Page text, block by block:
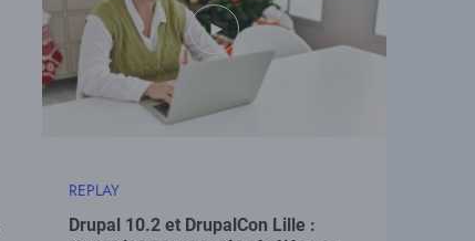
REPLAY
Drupal 10.2 et DrupalCon Lille :